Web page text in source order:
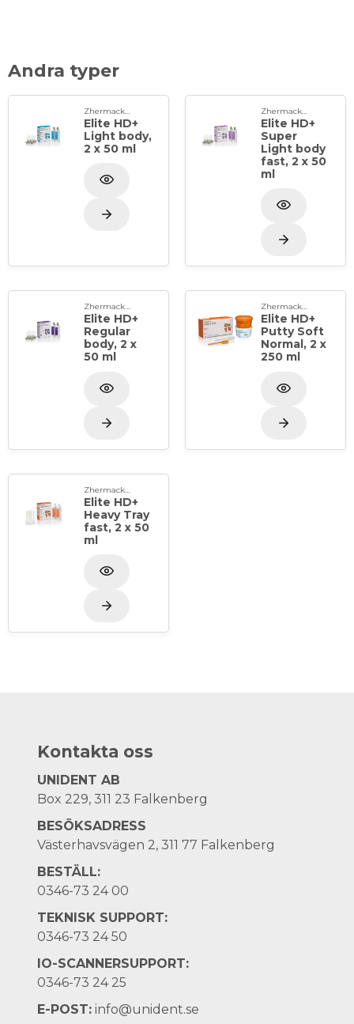
Andra typer
Elite HD+
Light body,
2 x 50 ml
Elite HD+
Super
Light body
fast, 2 x 50
ml
Zhermack Spa
Elite HD+
Regular
body, 2 x
50 ml
Zhermack Spa
Elite HD+
Putty Soft
Normal, 2 x
250 ml
Elite HD+
Heavy Tray
fast, 2 x 50
ml
Kontakta oss
UNIDENT AB
Box 229, 311 23 Falkenberg
BESÖKSADRESS
Västerhavsvägen 2, 311 77 Falkenberg
BESTÄLL:
0346-73 24 00
TEKNISK SUPPORT:
0346-73 24 50
IO-SCANNERSUPPORT:
0346-73 24 25
E-POST: info@unident.se